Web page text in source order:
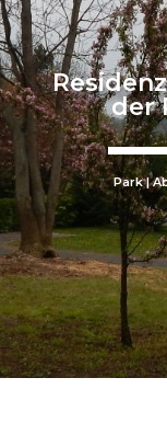
der
Park |